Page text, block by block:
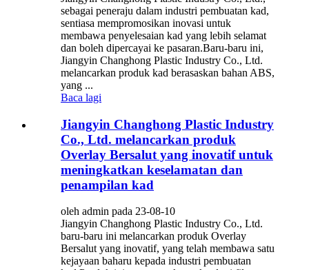
sebagai peneraju dalam industri pembuatan kad,
sentiasa mempromosikan inovasi untuk
membawa penyelesaian kad yang lebih selamat
dan boleh dipercayai ke pasaran.Baru-baru ini,
Jiangyin Changhong Plastic Industry Co., Ltd.
melancarkan produk kad berasaskan bahan ABS,
yang ...
Baca lagi
Jiangyin Changhong Plastic Industry
Co., Ltd. melancarkan produk
Overlay Bersalut yang inovatif untuk
meningkatkan keselamatan dan
penampilan kad
oleh admin pada 23-08-10
Jiangyin Changhong Plastic Industry Co., Ltd.
baru-baru ini melancarkan produk Overlay
Bersalut yang inovatif, yang telah membawa satu
kejayaan baharu kepada industri pembuatan